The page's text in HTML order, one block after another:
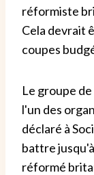
réformiste
Cela devrait
coupes
Le groupe
l'un des
déclaré à
battre
réformé